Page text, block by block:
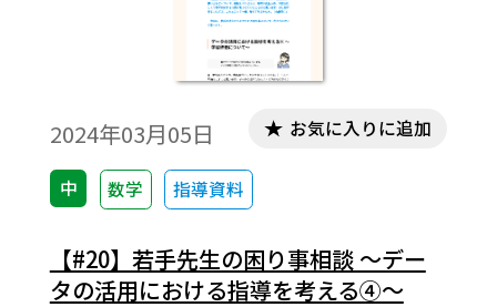
2024年03月05日
中 数学 指導資料
お気に入りに追加
【#20】若手先生の困り事相談 ～デー
タの活用における指導を考える④～